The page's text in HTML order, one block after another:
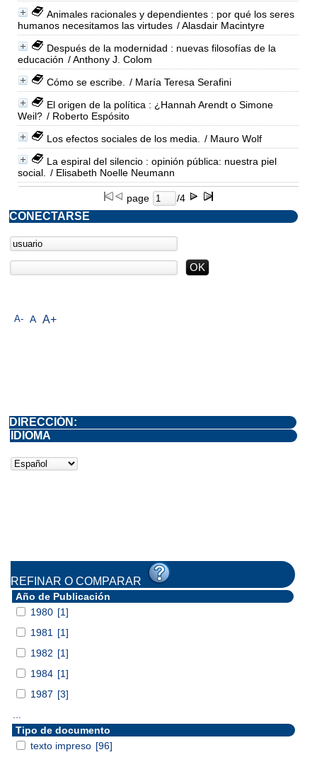
Animales racionales y dependientes : por qué los seres
humanos necesitamos las virtudes / Alasdair Macintyre
Después de la modernidad : nuevas filosofías de la
educación / Anthony J. Colom
Cómo se escribe.
/ María Teresa Serafini
El origen de la política : ¿Hannah Arendt o Simone
Weil? / Roberto Espósito
Los efectos sociales de los media.
/ Mauro Wolf
La espiral del silencio : opinión pública: nuestra piel
social.
/ Elisabeth Noelle Neumann
page /4
A- A A+
CONECTARSE
DIRECCIÓN:
IDIOMA
REFINAR O COMPARAR
Año de Publicación
1980 [1]
1981
[1]
1982 [1]
1984 [1]
1987 [3]
Tipo de documento
texto impreso [96]